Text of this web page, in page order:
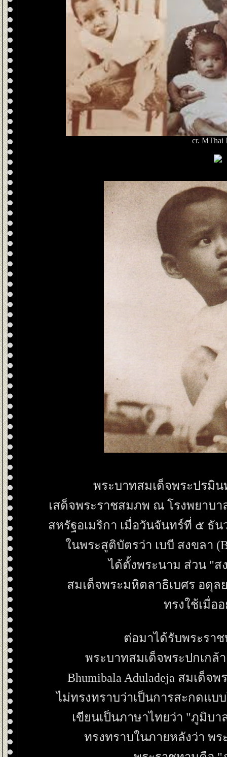
cr. MThai
พระบาทสมเด็จพระปรมิ
เสด็จพระราชสมภพ ณ โรงพยาบา
สหรัฐอเมริกา เมื่อวันจันทร์ที่ ๕ ธั
นพระสูติบัตรว่า เบบี สงขลา
ได้ตั้งพระนาม ส่วน "
สมเด็จพระมหิตลาธิเบศร อดุ
ทรงใช้เมื่อ
ต่อมาได้รับพระรา
พระบาทสมเด็จพระปกเกล้
Bhumibala Aduladeja สมเด็
ไม่ทรงทราบว่าเป็นการสะกดแบ
เขียนเป็นภาษาไทยว่า "ภูมิบ
ทรงทราบในภายหลังว่า พ